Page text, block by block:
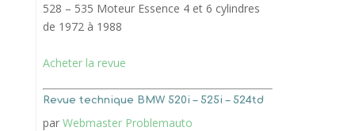
528 – 535 Moteur Essence 4 et 6 cylindres
de 1972 à 1988
Acheter la revue
Revue technique BMW 520i – 525i – 524td
par Webmaster Problemauto